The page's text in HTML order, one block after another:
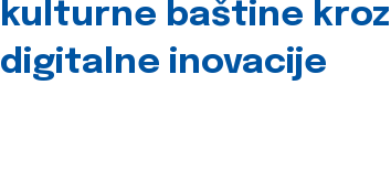
kulturne baštine kroz
digitalne inovacije